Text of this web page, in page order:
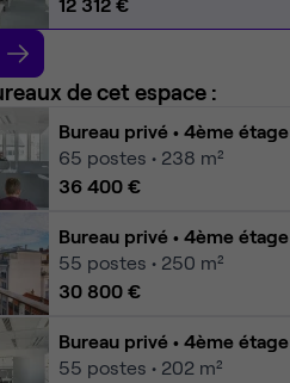
de cet espace :
Bureau privé • 4ème étage
65 postes • 238 m²
36 400 €
Bureau privé • 4ème étage
55 postes • 250 m²
30 800 €
Bureau privé • 4ème étage
55 postes • 202 m²